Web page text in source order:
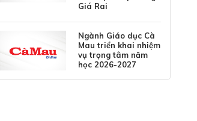
Giá Rai
Ngành Giáo dục Cà
Mau triển khai nhiệm
vụ trọng tâm năm
học 2026-2027